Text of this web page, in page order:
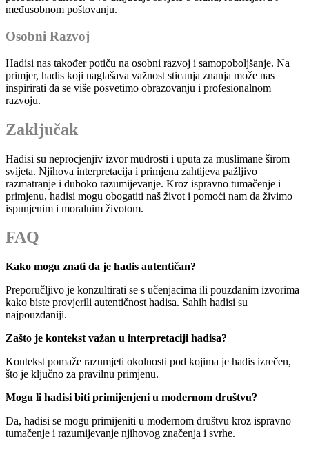
međusobnom poštovanju.
Osobni Razvoj
Hadisi nas također potiču na osobni razvoj i samopoboljšanje. Na
primjer, hadis koji naglašava važnost sticanja znanja može nas
inspirirati da se više posvetimo obrazovanju i profesionalnom
razvoju.
Zaključak
Hadisi su neprocjenjiv izvor mudrosti i uputa za muslimane širom
svijeta. Njihova interpretacija i primjena zahtijeva pažljivo
razmatranje i duboko razumijevanje. Kroz ispravno tumačenje i
primjenu, hadisi mogu obogatiti naš život i pomoći nam da živimo
ispunjenim i moralnim životom.
FAQ
Kako mogu znati da je hadis autentičan?
Preporučljivo je konzultirati se s učenjacima ili pouzdanim izvorima
kako biste provjerili autentičnost hadisa. Sahih hadisi su
najpouzdaniji.
Zašto je kontekst važan u interpretaciji hadisa?
Kontekst pomaže razumjeti okolnosti pod kojima je hadis izrečen,
što je ključno za pravilnu primjenu.
Mogu li hadisi biti primijenjeni u modernom društvu?
Da, hadisi se mogu primijeniti u modernom društvu kroz ispravno
tumačenje i razumijevanje njihovog značenja i svrhe.